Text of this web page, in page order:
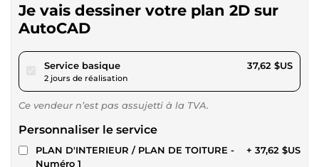
Je vais dessiner votre plan 2D sur
AutoCAD
Service basiquepour 34,67 $US
2 jours de réalisation
37,62 $US
Ce vendeur n’est pas assujetti à la TVA.
Personnaliser le service
PLAN D'INTERIEUR / PLAN DE TOITURE -
Numéro 1
+ 37,62 $US